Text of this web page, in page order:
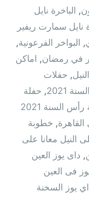
, الباخرة نايل
نايل سمارت ريفير
, البواخر الفرعونية,
في رمضان, اماكن
, حفلات
2021
, حفلة
حفلة رأس السنة 2021
, خطوبة
النيل معانا على
, داى يوز العين
فى العين
يوز السخنة